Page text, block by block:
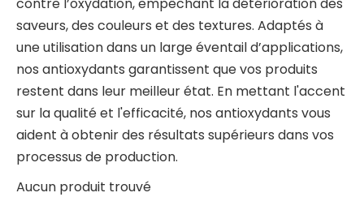
saveurs, des couleurs et des textures. Adaptés à
une utilisation dans un large éventail d’applications,
nos antioxydants garantissent que vos produits
restent dans leur meilleur état. En mettant l'accent
sur la qualité et l'efficacité, nos antioxydants vous
aident à obtenir des résultats supérieurs dans vos
processus de production.
Aucun produit trouvé